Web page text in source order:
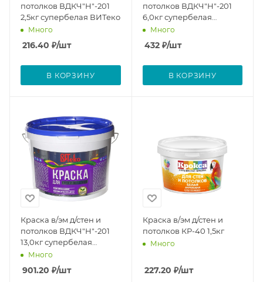
потолков ВДКЧ"Н"-201
2,5кг супербелая ВИТеко
Много
216.40 ₽/шт
В КОРЗИНУ
потолков ВДКЧ"Н"-201
6,0кг супербелая
ВИТеко
Много
432₽/шт
В КОРЗИНУ
Краска в/эм д/стен и
потолков ВДКЧ"Н"-201
13,0кг супербелая
ВИТеко
Много
901.20 ₽/шт
Краска в/эм д/стен и
потолков КР-40 1,5кг
Много
227.20 ₽/шт